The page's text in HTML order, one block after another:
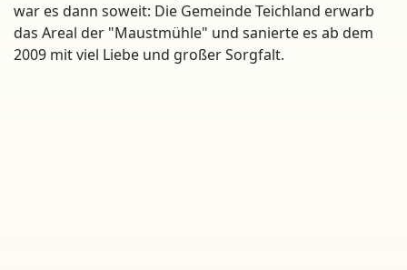
war es dann soweit: Die Gemeinde Teichland erwarb
das Areal der "Maustmühle" und sanierte es ab dem
2009 mit viel Liebe und großer Sorgfalt.